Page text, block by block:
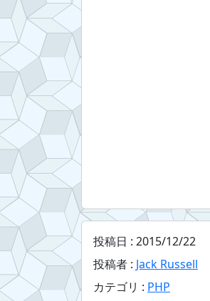
投稿日 : 2015/12/22
投稿者 : Jack Russell
カテゴリ : PHP